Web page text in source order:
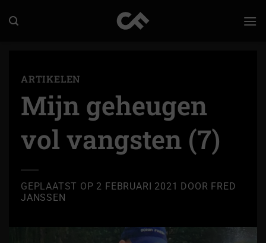
naar
ARTIKELEN
Mijn geheugen
vol vangsten (7)
GEPLAATST OP 2 FEBRUARI 2021 DOOR FRED
JANSSEN